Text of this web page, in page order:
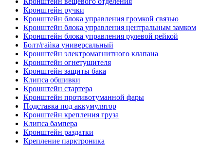
Кронштейн ручки
Кронштейн блока управления громкой связью
Кронштейн блока управления центральным замком
Кронштейн блока управления рулевой рейкой
Болт/гайка универсальный
Кронштейн электромагнитного клапана
Кронштейн огнетушителя
Кронштейн защиты бака
Клипса обшивки
Кронштейн стартера
Кронштейн противотуманной фары
Подставка под аккумулятор
Кронштейн крепления груза
Клипса бампера
Кронштейн раздатки
Крепление парктроника